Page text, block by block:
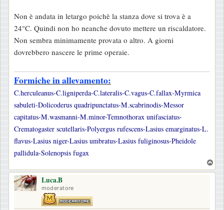
Non è andata in letargo poichè la stanza dove si trova è a
24°C. Quindi non ho neanche dovuto mettere un riscaldatore.
Non sembra minimamente provata o altro. A giorni
dovrebbero nascere le prime operaie.
Formiche in allevamento:
C.herculeanus-C.ligniperda-C.lateralis-C.vagus-C.fallax-Myrmica
sabuleti-Dolicoderus quadripunctatus-M.scabrinodis-Messor
capitatus-M.wasmanni-M.minor-Temnothorax unifasciatus-
Crematogaster scutellaris-Polyergus rufescens-Lasius emarginatus-L.
flavus-Lasius niger-Lasius umbratus-Lasius fuliginosus-Pheidole
pallidula-Solenopsis fugax
o
Luca.B
moderatore